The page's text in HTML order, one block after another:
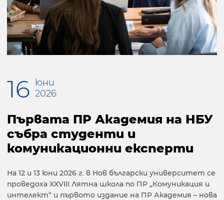
16 юни
2026
Първата ПР Академия на НБУ
събра студенти и
комуникационни експерти
На 12 и 13 юни 2026 г. в Нов български университет се
проведоха XXVIII Лятна школа по ПР „Комуникация и
интелект“ и първото издание на ПР Академия – нова